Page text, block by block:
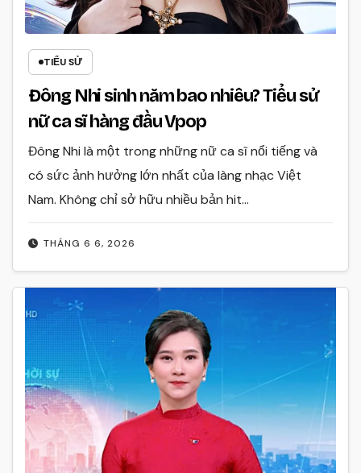
TIỂU SỬ
Đông Nhi sinh năm bao nhiêu? Tiểu sử
nữ ca sĩ hàng đầu Vpop
THÁNG 6 6, 2026
Đông Nhi là một trong những nữ ca sĩ nổi tiếng và
có sức ảnh hưởng lớn nhất của làng nhạc Việt
Nam. Không chỉ sở hữu nhiều bản hit…